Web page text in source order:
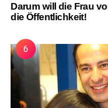
Darum will die Frau
die Öffentlichkeit!